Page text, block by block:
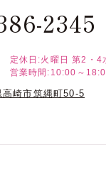
2345
定休日:火曜日 第2・4
営業時間:10:00～
崎市筑縄町50-5